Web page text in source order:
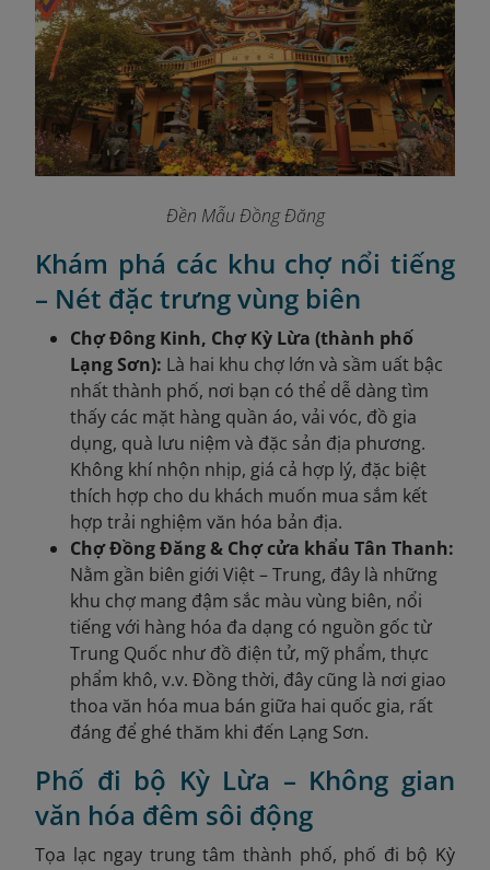
Đền Mẫu Đồng Đăng
Khám phá các khu chợ nổi tiếng
– Nét đặc trưng vùng biên
Chợ Đông Kinh, Chợ Kỳ Lừa (thành phố
Lạng Sơn): Là hai khu chợ lớn và sầm uất bậc
nhất thành phố, nơi bạn có thể dễ dàng tìm
thấy các mặt hàng quần áo, vải vóc, đồ gia
dụng, quà lưu niệm và đặc sản địa phương.
Không khí nhộn nhịp, giá cả hợp lý, đặc biệt
thích hợp cho du khách muốn mua sắm kết
hợp trải nghiệm văn hóa bản địa.
Chợ Đồng Đăng & Chợ cửa khẩu Tân Thanh:
Nằm gần biên giới Việt – Trung, đây là những
khu chợ mang đậm sắc màu vùng biên, nổi
tiếng với hàng hóa đa dạng có nguồn gốc từ
Trung Quốc như đồ điện tử, mỹ phẩm, thực
phẩm khô, v.v. Đồng thời, đây cũng là nơi giao
thoa văn hóa mua bán giữa hai quốc gia, rất
đáng để ghé thăm khi đến Lạng Sơn.
Phố đi bộ Kỳ Lừa – Không gian
văn hóa đêm sôi động
Tọa lạc ngay trung tâm thành phố, phố đi bộ Kỳ